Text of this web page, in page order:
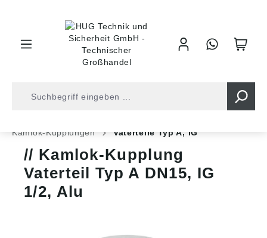
Kamlok-Kupplungen
Vaterteile Typ A, IG
Kamlok-Kupplung
Vaterteil Typ A DN15, IG
1/2, Alu